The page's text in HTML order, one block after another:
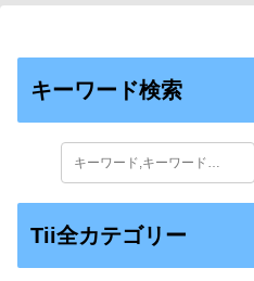
キーワード検索
Tii全カテゴリー